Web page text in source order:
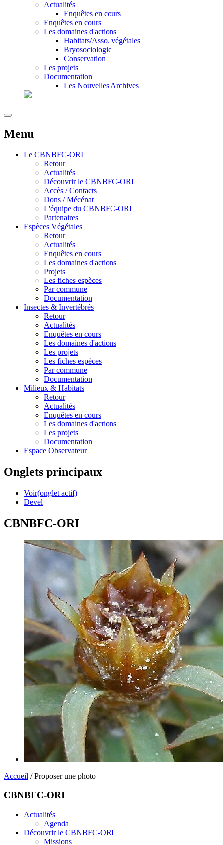
Actualités
Enquêtes en cours
Enquêtes en cours
Les domaines d'actions
Habitats/Asso. végétales
Bryosociologie
Conservation
Les projets
Documentation
Les Nouvelles Archives
Menu
Le CBNBFC-ORI
Retour
Actualités
Découvrir le CBNBFC-ORI
Accès / Contacts
Dons / Mécénat
L'équipe du CBNBFC-ORI
Partenaires
Espèces Végétales
Retour
Actualités
Enquêtes en cours
Les domaines d'actions
Projets
Les fiches espèces
Par commune
Documentation
Insectes & Invertébrés
Retour
Actualités
Enquêtes en cours
Les domaines d'actions
Les projets
Les fiches espèces
Par commune
Documentation
Milieux & Habitats
Retour
Actualités
Enquêtes en cours
Les domaines d'actions
Les projets
Documentation
Espace Observateur
Onglets principaux
Voir(onglet actif)
Devel
CBNBFC-ORI
Accueil / Proposer une photo
CBNBFC-ORI
Actualités
Agenda
Découvrir le CBNBFC-ORI
Missions